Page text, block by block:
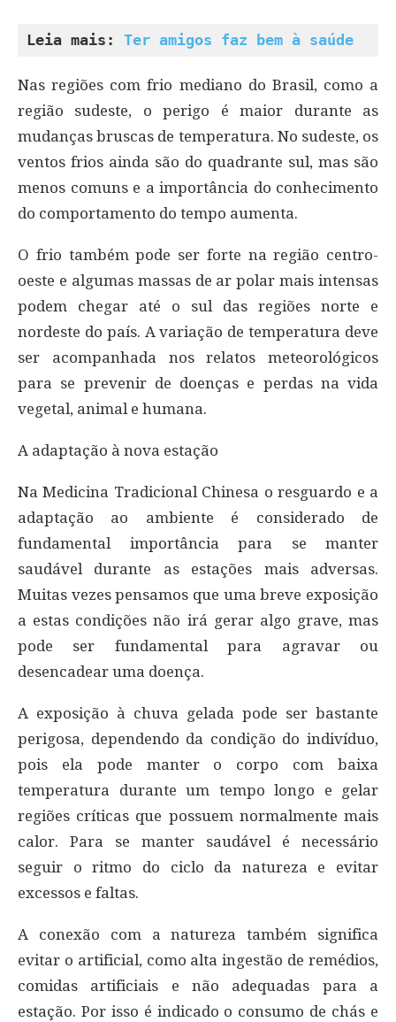
Leia mais: Ter amigos faz bem à saúde
Nas regiões com frio mediano do Brasil, como a
região sudeste, o perigo é maior durante as
mudanças bruscas de temperatura. No sudeste, os
ventos frios ainda são do quadrante sul, mas são
menos comuns e a importância do conhecimento
do comportamento do tempo aumenta.
O frio também pode ser forte na região centro-
oeste e algumas massas de ar polar mais intensas
podem chegar até o sul das regiões norte e
nordeste do país. A variação de temperatura deve
ser acompanhada nos relatos meteorológicos
para se prevenir de doenças e perdas na vida
vegetal, animal e humana.
A adaptação à nova estação
Na Medicina Tradicional Chinesa o resguardo e a
adaptação ao ambiente é considerado de
fundamental importância para se manter
saudável durante as estações mais adversas.
Muitas vezes pensamos que uma breve exposição
a estas condições não irá gerar algo grave, mas
pode ser fundamental para agravar ou
desencadear uma doença.
A exposição à chuva gelada pode ser bastante
perigosa, dependendo da condição do indivíduo,
pois ela pode manter o corpo com baixa
temperatura durante um tempo longo e gelar
regiões críticas que possuem normalmente mais
calor. Para se manter saudável é necessário
seguir o ritmo do ciclo da natureza e evitar
excessos e faltas.
A conexão com a natureza também significa
evitar o artificial, como alta ingestão de remédios,
comidas artificiais e não adequadas para a
estação. Por isso é indicado o consumo de chás e